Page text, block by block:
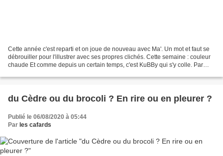
Cette année c'est reparti et on joue de nouveau avec Ma'. Un mot et faut se
débrouiller pour l'illustrer avec ses propres clichés. Cette semaine : couleur
chaude Et comme depuis un certain temps, c'est KuBBy qui s'y colle. Par
du Cèdre ou du brocoli ? En rire ou en pleurer ?
Publié le 06/08/2020 à 05:44
Par les cafards